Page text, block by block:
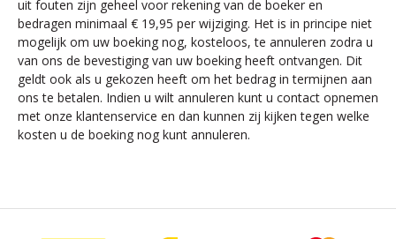
uit fouten zijn geheel voor rekening van de boeker en
bedragen minimaal € 19,95 per wijziging. Het is in principe niet
mogelijk om uw boeking nog, kosteloos, te annuleren zodra u
van ons de bevestiging van uw boeking heeft ontvangen. Dit
geldt ook als u gekozen heeft om het bedrag in termijnen aan
ons te betalen. Indien u wilt annuleren kunt u contact opnemen
met onze klantenservice en dan kunnen zij kijken tegen welke
kosten u de boeking nog kunt annuleren.